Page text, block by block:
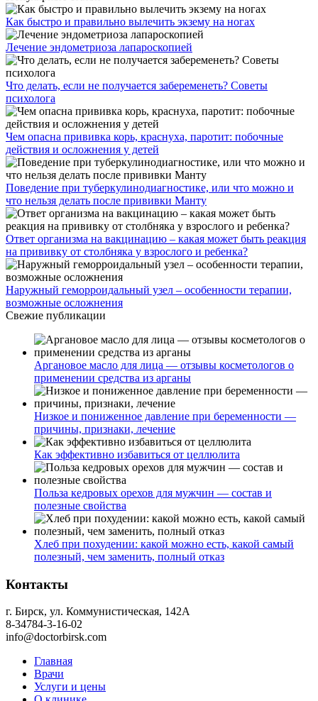
Как быстро и правильно вылечить экзему на ногах
Лечение эндометриоза лапароскопией
Что делать, если не получается забеременеть? Советы
психолога
Чем опасна прививка корь, краснуха, паротит: побочные
действия и осложнения у детей
Поведение при туберкулинодиагностике, или что можно и
что нельзя делать после прививки Манту
Ответ организма на вакцинацию – какая может быть реакция
на прививку от столбняка у взрослого и ребенка?
Наружный геморроидальный узел – особенности терапии,
возможные осложнения
Свежие публикации
Аргановое масло для лица — отзывы косметологов о
применении средства из арганы
Низкое и пониженное давление при беременности —
причины, признаки, лечение
Как эффективно избавиться от целлюлита
Польза кедровых орехов для мужчин — состав и
полезные свойства
Хлеб при похудении: какой можно есть, какой самый
полезный, чем заменить, полный отказ
Контакты
г. Бирск, ул. Коммунистическая, 142А
8-34784-3-16-02
info@doctorbirsk.com
Главная
Врачи
Услуги и цены